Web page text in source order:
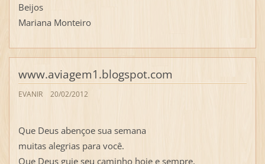
Beijos
Mariana Monteiro
www.aviagem1.blogspot.com
EVANIR 20/02/2012
Que Deus abençoe sua semana
muitas alegrias para você.
Que Deus guie seu caminho hoje e sempre.